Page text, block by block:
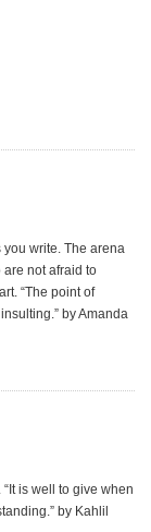
write. The arena
not afraid to
“The point of
by Amanda
is well to give when
by Kahlil